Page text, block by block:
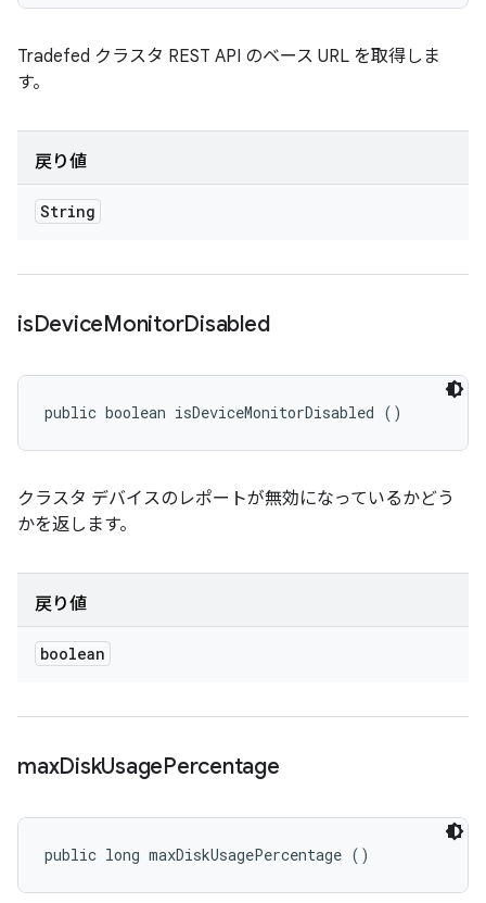
Tradefed クラスタ REST API のベース URL を取得しま
す。
戻り値
String
isDeviceMonitorDisabled
public boolean isDeviceMonitorDisabled ()
クラスタ デバイスのレポートが無効になっているかどう
かを返します。
戻り値
boolean
maxDiskUsagePercentage
public long maxDiskUsagePercentage ()